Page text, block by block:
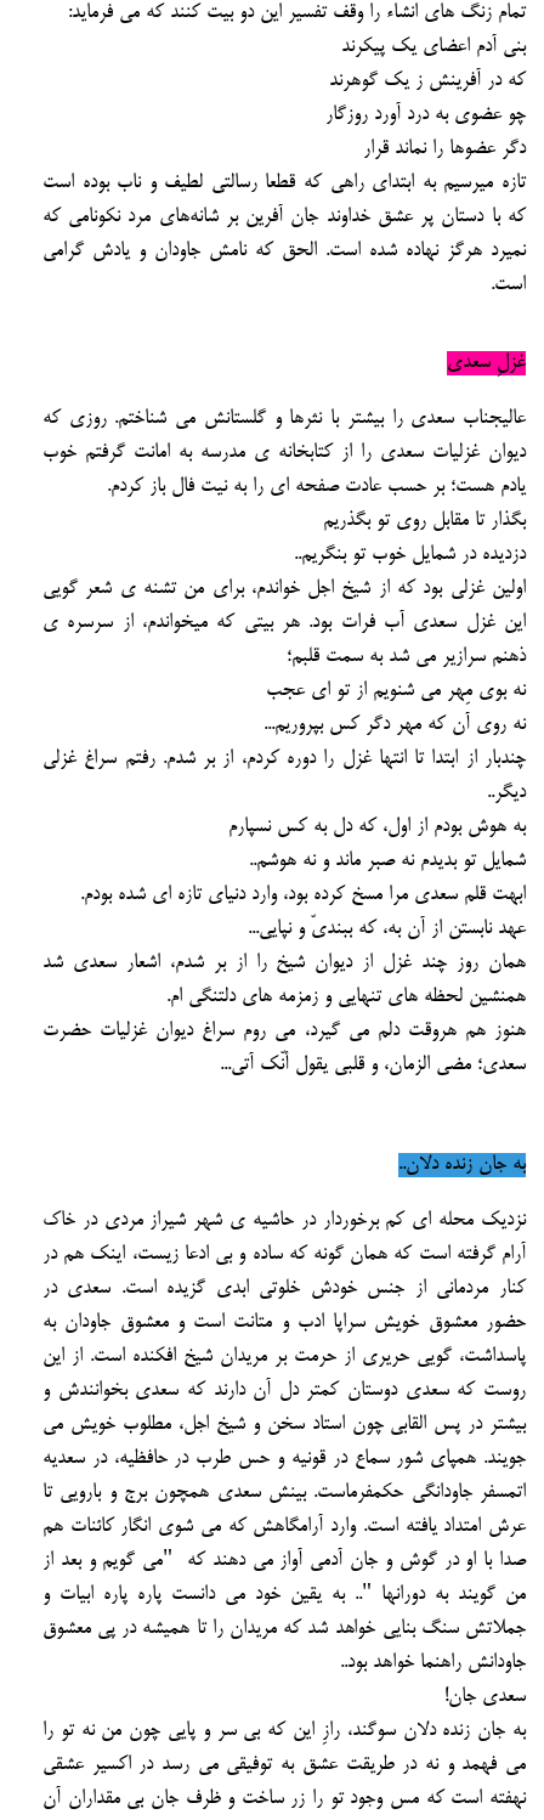
تمام زنگ های انشاء را وقف تفسیر این دوبیت کنند که می فرماید:
بنی آدم اعضای یک پیکرند
که در آفرینش ز یک گوهرند
چو عضوی به درد آورد روزگار
دگر عضوها را نماند قرار
تازه میرسیم به ابتدای راهی که قطعا رسالتی لطیف و ناب بوده است
که با دستان پر عشق خداوند جان آفرین برشانه‌های مرد نکونامی که
نمیرد هرگز نهاده شده است. الحق که نامش جاودان و یادش گرامی
است.
غزلِ سعدی
عالیجناب سعدی را بیشتر با نثرها و گلستانش می شناختم.روزی که
دیوان غزلیات سعدی را از کتابخانه ی مدرسه به امانت گرفتم خوب
یادم هست؛بر حسب عادت صفحه ای را به نیت فال باز کردم.
بگذار تا مقابل روی تو بگذریم
دزدیده در شمایل خوب تو بنگریم..
اولین غزلی بود که از شیخ اجل خواندم،برای من تشنه ی شعر گویی
این غزل سعدی آب فرات بود. هر بیتی که میخواندم، از سرسره ی
ذهنم سرازیر می شد به سمت قلبم؛
نه بوی مِهر می شنویم از تو ای عجب
نه روی آن که مهر دگر کس بپروریم...
چندبار از ابتدا تا انتها غزل را دوره کردم، از بر شدم.رفتم سراغ غزلی
دیگر..
به هوش بودم از اول، که دل به کس نسپارم
شمایل تو بدیدم نه صبر ماند و نه هوشم..
ابهت قلم سعدی مرا مسخ کرده بود،وارد دنیای تازه ای شده بودم.
عهد نابستن از آن به، که ببندیّ و نپایی...
همان روز چند غزل از دیوان شیخ را از بر شدم،اشعار سعدی شد
همنشین لحظه های تنهایی و زمزمه های دلتنگی ام.
هنوز هم هروقت دلم می گیرد، می روم سراغ دیوان غزلیات حضرت
سعدی؛ مضی الزمان، و قلبی یقول أنّک آتی...
به جان زنده دلان..
نزدیک محله ای کم برخوردار در حاشیه ی شهر شیراز مردی در خاک
آرام گرفته است که همان گونه که ساده وبی ادعا زیست، اینک هم در
کنار مردمانی از جنس خودش خلوتی ابدی گزیده است. سعدی در
حضور معشوق خویش سراپا ادب و متانت است و معشوق جاودان به
پاسداشت، گویی حریری از حرمت بر مریدان شیخ افکنده است. از این
روست که سعدی دوستان کمتر دل آن دارند که سعدی بخوانندش و
بیشتر در پس القابی چون استاد سخن و شیخ اجل، مطلوب خویش می
جویند. همپای شور سماع در قونیه و حس طرب در حافظیه، در سعدیه
اتمسفر جاودانگی حکمفرماست. بینش سعدی همچون برج و بارویی تا
عرش امتدادیافته است. وارد آرامگاهش که می شوی انگار کائنات هم
صدا با او در گوش و جان آدمی آواز می دهند که "می گویم و بعد از
من گویند به دورانها "..به یقین خود می دانست پاره پاره ابیات و
جملاتش سنگ بنایی خواهد شد که مریدان را تا همیشه در پی معشوق
جاودانش راهنما خواهد بود..
سعدی جان!
به جان زنده دلان سوگند، رازِ این که بی سر و پایی چون من نه تو را
می فهمد و نه در طریقت عشق به توفیقیمی رسد در اکسیر عشقی
نهفته است که مس وجود تو را زر ساخت و ظرف جان بی مقداران آن